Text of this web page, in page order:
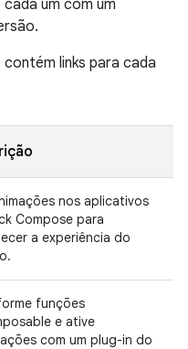
um com um
links para cada
nos aplicativos
Compose para
a experiência do
funções
e ative
com um plug-in do